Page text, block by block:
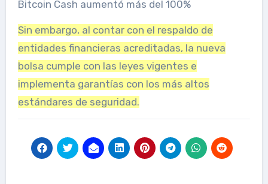
Bitcoin Cash aumentó más del 100%
Sin embargo, al contar con el respaldo de
entidades financieras acreditadas, la nueva
bolsa cumple con las leyes vigentes e
implementa garantías con los más altos
estándares de seguridad.